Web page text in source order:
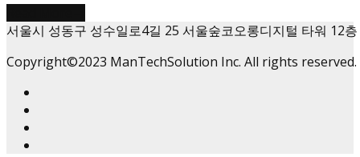
서울시 성동구 성수일로4길 25 서울숲코오롱디지털 타워 12층
Copyright©2023 ManTechSolution Inc. All rights reserved.